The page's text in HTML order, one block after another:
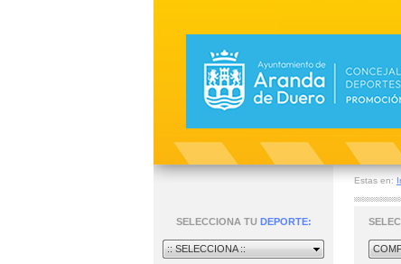
Estas en:
SELECCIONA TU DEPORTE:
:: SELECCIONA ::